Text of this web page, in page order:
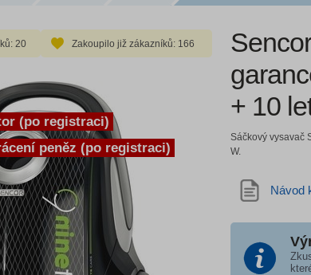
20 Zakoupilo již zákazníků: 166
+ 10
Sáčkový vysavač
W.
Návod
(po registraci)
peněz (po registraci)